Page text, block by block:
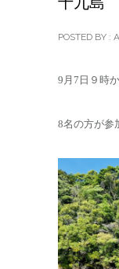
POSTED BY :
9月7日９時
8名の方が参